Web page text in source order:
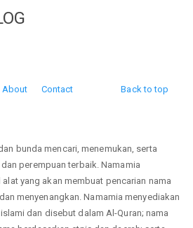
Back to top
About Contact
bunda mencari, menemukan, serta
perempuan terbaik. Namamia
yang akan membuat pencarian nama
menyenangkan. Namamia menyediakan
dan disebut dalam Al-Quran; nama